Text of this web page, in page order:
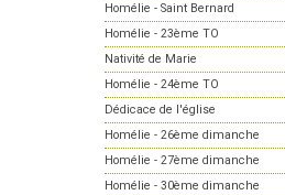
Homélie - Saint Bernard
Homélie - 23ème TO
Nativité de Marie
Homélie - 24ème TO
Dédicace de l'église
Homélie - 26ème dimanche
Homélie - 27ème dimanche
Homélie - 30ème dimanche